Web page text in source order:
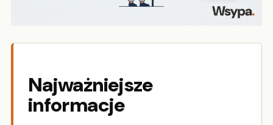
Najważniejsze
informacje